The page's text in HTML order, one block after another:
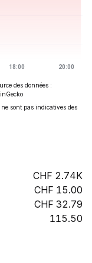
des données :
sont pas indicatives des
2.74K
15.00
32.79
115.50